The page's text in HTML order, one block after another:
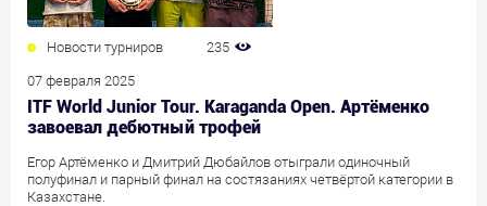
Новости турниров 235
07 февраля 2025
ITF World Junior Tour. Karaganda Open. Артёменко
завоевал дебютный трофей
Егор Артёменко и Дмитрий Дюбайлов отыграли одиночный
полуфинал и парный финал на состязаниях четвёртой категории в
Казахстане.